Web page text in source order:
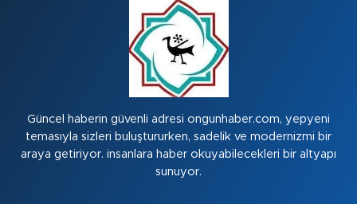
Güncel haberin güvenli adresi ongunhaber.com, yepyeni
temasıyla sizleri buluştururken, sadelik ve modernizmi bir
araya getiriyor. insanlara haber okuyabilecekleri bir altyapı
sunuyor.